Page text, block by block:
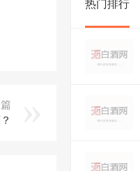
热门排行